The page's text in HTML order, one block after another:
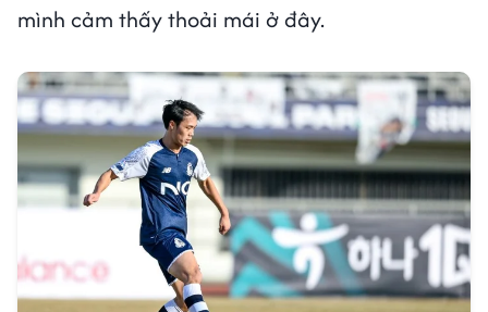
mình cảm thấy thoải mái ở đây.